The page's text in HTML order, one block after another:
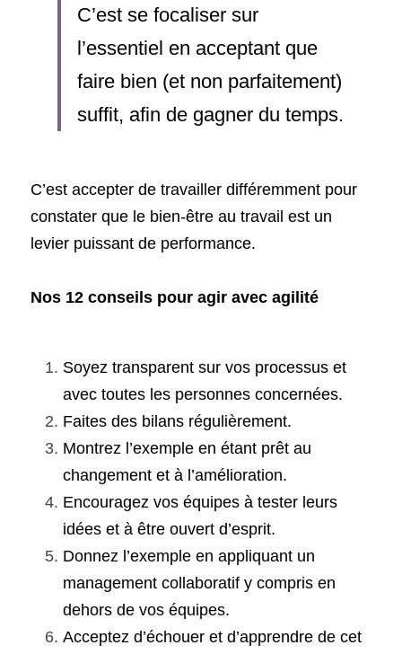
C’est se focaliser sur
l’essentiel en acceptant que
faire bien (et non parfaitement)
C’est accepter de travailler différemment pour
constater que le bien-être au travail est un
levier puissant de performance.
Nos 12 conseils pour agir avec agilité
Soyez transparent sur vos processus et
avec toutes les personnes concernées.
Faites des bilans régulièrement.
Montrez l’exemple en étant prêt au
changement et à l’amélioration.
Encouragez vos équipes à tester leurs
idées et à être ouvert d’esprit.
Donnez l’exemple en appliquant un
management collaboratif y compris en
dehors de vos équipes.
Acceptez d’échouer et d’apprendre de cet